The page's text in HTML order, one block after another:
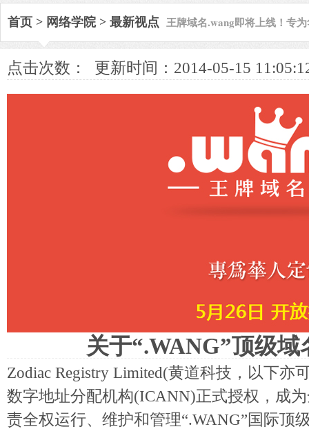
首页 > 网络学院> 最新视点 王牌域名.wang即将上线！专
点击次数： 更新时间：2014-05-15
关于“.WANG”顶级
Zodiac Registry Limited(黄道科技，以下亦
数字地址分配机构(ICANN)正式授权，成
责全权运行、维护和管理“.WANG”国际顶